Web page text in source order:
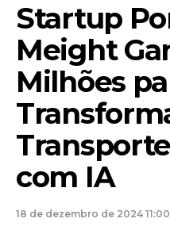
Startup
Meight
Milhões
com IA
18 de dezembro de 2024 11:00